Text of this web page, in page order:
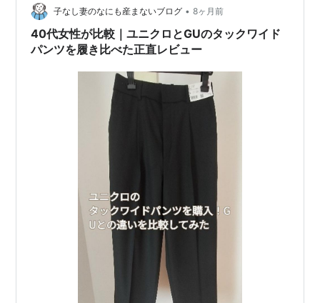
子なし妻のなにも産まないブログ • 8ヶ月前
40代女性が比較｜ユニクロとGUのタックワイド
パンツを履き比べた正直レビュー